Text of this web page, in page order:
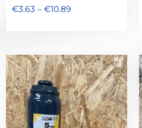
€3.63 – €10.89